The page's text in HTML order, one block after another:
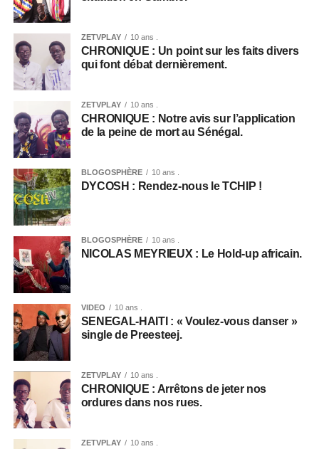
ZETVPLAY 10 ans .
CHRONIQUE : Un point sur les faits divers
qui font débat dernièrement.
ZETVPLAY 10 ans .
CHRONIQUE : Notre avis sur l’application
de la peine de mort au Sénégal.
BLOGOSPHÈRE 10 ans .
DYCOSH : Rendez-nous le TCHIP !
BLOGOSPHÈRE 10 ans .
NICOLAS MEYRIEUX : Le Hold-up africain.
VIDEO 10 ans .
SENEGAL-HAITI : « Voulez-vous danser »
single de Preesteej.
ZETVPLAY 10 ans .
CHRONIQUE : Arrêtons de jeter nos
ordures dans nos rues.
ZETVPLAY 10 ans .